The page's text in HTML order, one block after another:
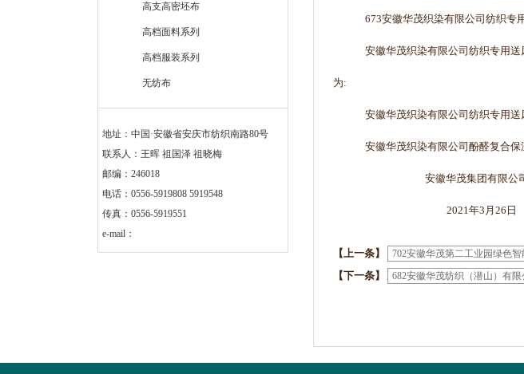
高支高密坯布
高档面料系列
高档服装系列
无纺布
地址：中国·安徽省安庆市纺织南路80号
联系人：王晖 祖国泽 祖晓梅
邮编：246018
电话：0556-5919808 5919548
传真：0556-5919551
e-mail：
673安徽华茂织染有限公司纺织专
安徽华茂织染有限公司纺织专用
为:
安徽华茂织染有限公司纺织专用送
安徽华茂织染有限公司酚醛复合保
安徽华茂集团有限公
2021年3月26日
【上一条】 702安徽华茂第二工业园绿色
【下一条】 682安徽华茂纺织（潜山）有